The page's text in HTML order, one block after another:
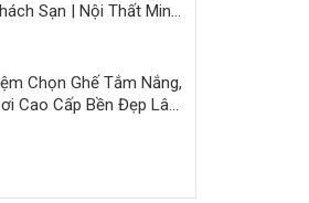
Sạn | Nội Thất Minh
Chọn Ghế Tắm Nắng,
Cao Cấp Bền Đẹp Lâu